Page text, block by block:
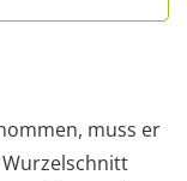
muss er